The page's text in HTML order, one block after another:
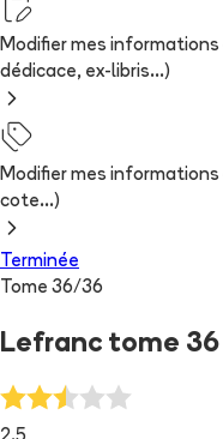
Modifier mes
dédicace, ex-libris...)
Modifier mes
cote...)
Terminée
Tome 36/36
Lefranc tome